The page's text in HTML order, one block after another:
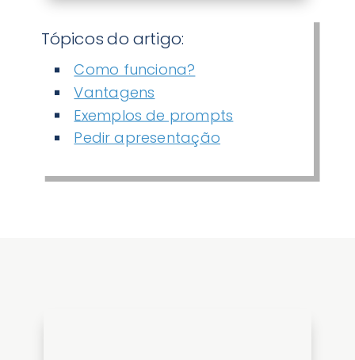
Tópicos do artigo:
Como funciona?
Vantagens
Exemplos de prompts
Pedir apresentação